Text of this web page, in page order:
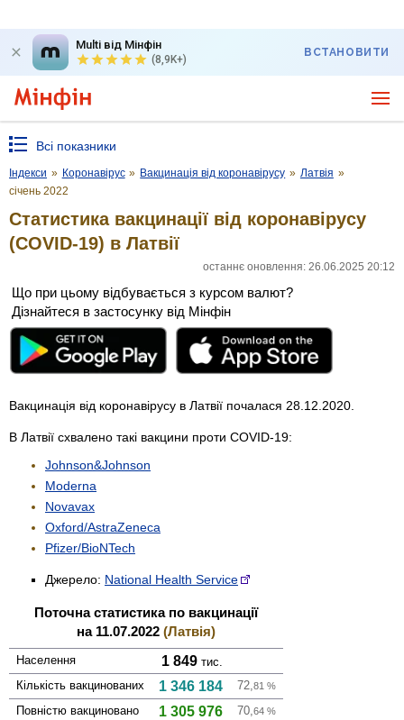
Multi від Мінфін
(8,9K+)
ВСТАНОВИТИ
Всі показники
Індекси » Коронавірус » Вакцинація від коронавірусу » Латвія »
січень 2022
Статистика вакцинації від коронавірусу
(COVID-19) в Латвії
останнє оновлення: 26.06.2025 20:12
Що при цьому відбувається з курсом валют?
Дізнайтеся в застосунку від Мінфін
Вакцинація від коронавірусу в Латвії почалася 28.12.2020.
В Латвії схвалено такі вакцини проти COVID-19:
Johnson&Johnson
Moderna
Novavax
Oxford/AstraZeneca
Pfizer/BioNTech
Джерело: National Health Service
Поточна статистика по вакцинації
на 11.07.2022 (Латвія)
Населення 1 849 тис.
Кількість вакци­нованих
1 346 184 72, 81 %
Повністю вакци­новано 1 305 976 70, 64 %